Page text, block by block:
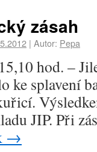
zásah
| Autor: Pepa
hod. –
ke splavení
JIP. Při
→